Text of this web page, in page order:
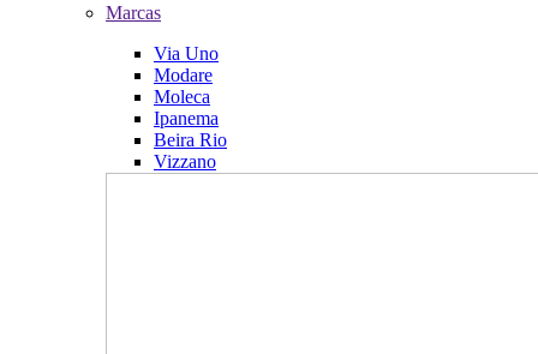
Marcas
Via Uno
Modare
Moleca
Ipanema
Beira Rio
Vizzano